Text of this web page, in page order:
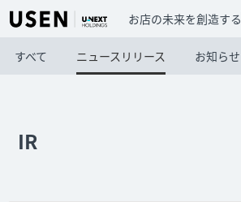
お店の未来を創造する
すべて ニュースリリース お知らせ
IR